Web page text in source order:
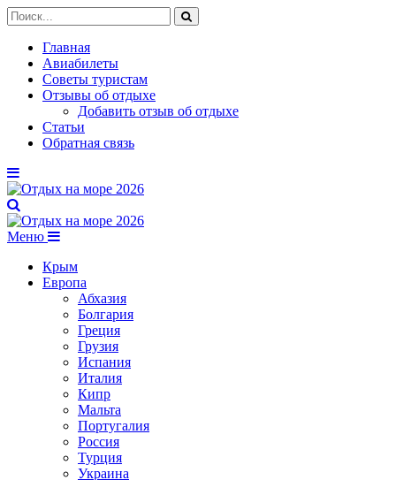
Главная
Авиабилеты
Советы туристам
Отзывы об отдыхе
Добавить отзыв об отдыхе
Статьи
Обратная связь
Меню
Крым
Европа
Абхазия
Болгария
Греция
Грузия
Испания
Италия
Кипр
Мальта
Португалия
Россия
Турция
Украина